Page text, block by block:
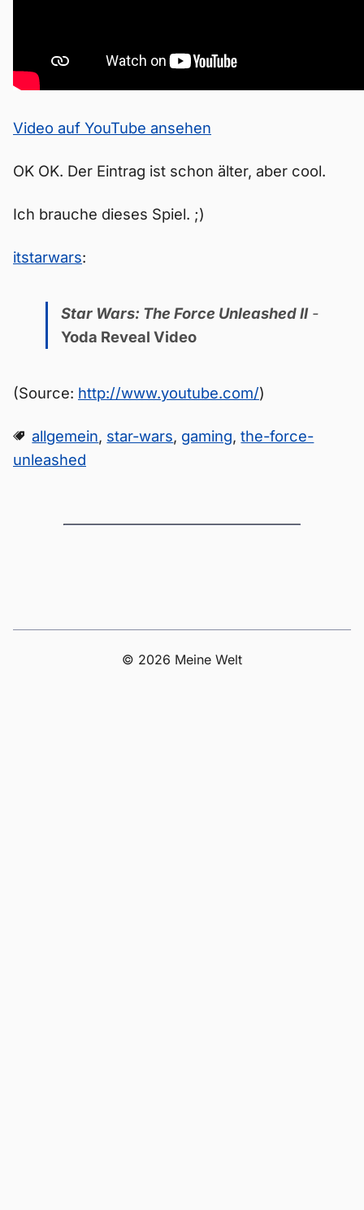
Video auf YouTube ansehen
OK OK. Der Eintrag ist schon älter, aber cool.
Ich brauche dieses Spiel. ;)
itstarwars:
Star Wars: The Force Unleashed II-
Yoda Reveal Video
(Source: http://www.youtube.com/)
allgemein, star-wars, gaming,the-force-
unleashed
© 2026 Meine Welt